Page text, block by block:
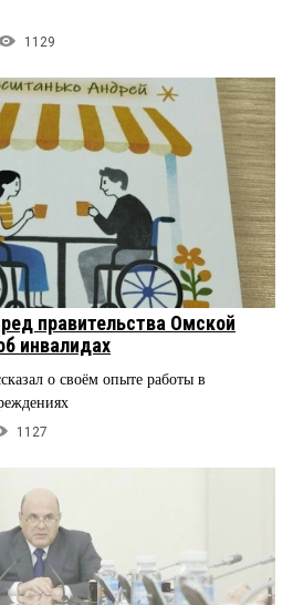
1129
правительства Омской
инвалидах
о своём опыте работы в
1127